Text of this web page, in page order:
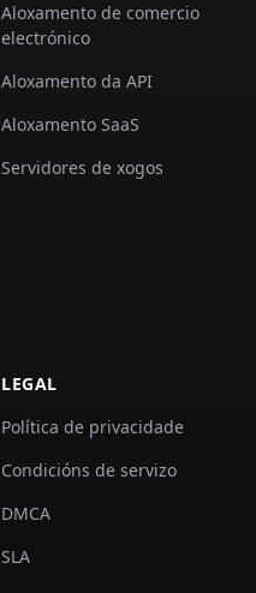
Aloxamento de comercio
electrónico
Aloxamento da API
Aloxamento SaaS
Servidores de xogos
LEGAL
Política de privacidade
Condicións de servizo
DMCA
SLA